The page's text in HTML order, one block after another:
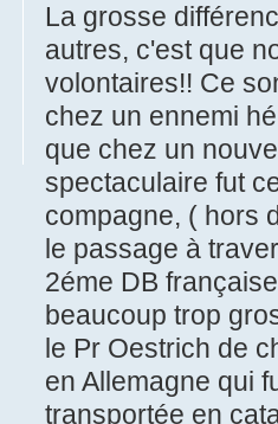
La grosse
autres, c'est que
volontaires!! Ce
chez un ennemi
que chez un
spectaculaire fut
compagne, ( hors
le passage à
2éme DB
beaucoup trop
le Pr Oestrich de
en Allemagne qui
transportée en